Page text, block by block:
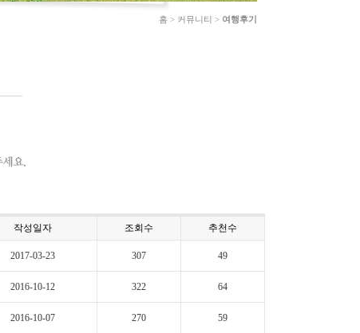
홈 > 커뮤니티 > 여행후기
작성일자 조회수 추천수
2017-03-23 307 49
2016-10-12 322 64
2016-10-07 270 59